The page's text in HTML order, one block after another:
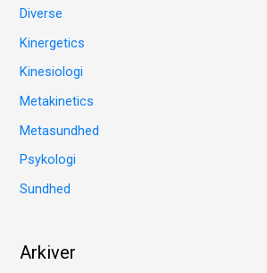
Diverse
Kinergetics
Kinesiologi
Metakinetics
Metasundhed
Psykologi
Sundhed
Arkiver